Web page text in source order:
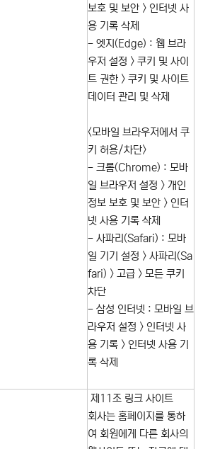
보호 및 보안 > 인터넷 사
용 기록 삭제
- 엣지(Edge) : 웹 브라
우저 설정 > 쿠키 및 사이
트 권한 > 쿠키 및 사이트
데이터 관리 및 삭제
<모바일 브라우저에서 쿠
키 허용/차단>
- 크롬(Chrome) : 모바
일 브라우저 설정 > 개인
정보 보호 및 보안 > 인터
넷 사용 기록 삭제
- 사파리(Safari) : 모바
일 기기 설정 > 사파리(Sa
fari) > 고급 > 모든 쿠키
차단
- 삼성 인터넷 : 모바일 브
라우저 설정 > 인터넷 사
용 기록 > 인터넷 사용 기
록 삭제
제11조 링크 사이트
회사는 홈페이지를 통하
여 회원에게 다른 회사의